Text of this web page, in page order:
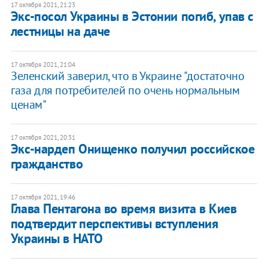
17 октября 2021, 21:23
Экс-посол Украины в Эстонии погиб, упав с
лестницы на даче
17 октября 2021, 21:04
Зеленский заверил, что в Украине "достаточно
газа для потребителей по очень нормальным
ценам"
17 октября 2021, 20:31
Экс-нардеп Онищенко получил российское
гражданство
17 октября 2021, 19:46
Глава Пентагона во время визита в Киев
подтвердит перспективы вступления
Украины в НАТО